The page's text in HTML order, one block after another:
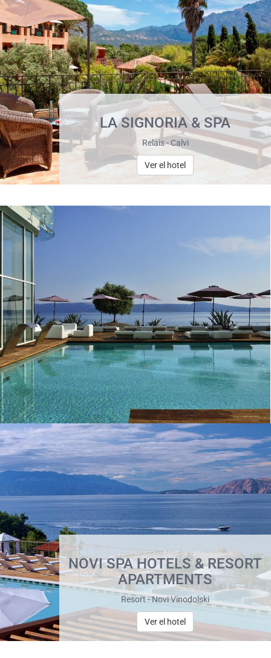
LA SIGNORIA & SPA
Relais - Calvi
Ver el hotel
NOVI SPA HOTELS & RESORT
APARTMENTS
Resort - Novi Vinodolski
Ver el hotel